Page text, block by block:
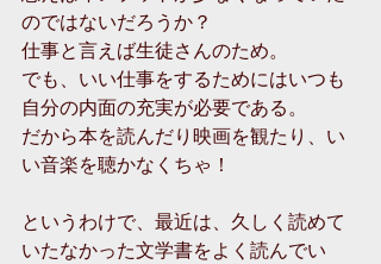
のではないだろうか？
仕事と言えば生徒さんのため。
でも、いい仕事をするためにはいつも
自分の内面の充実が必要である。
だから本を読んだり映画を観たり、い
い音楽を聴かなくちゃ！
というわけで、最近は、久しく読めて
いたなかった文学書をよく読んでい